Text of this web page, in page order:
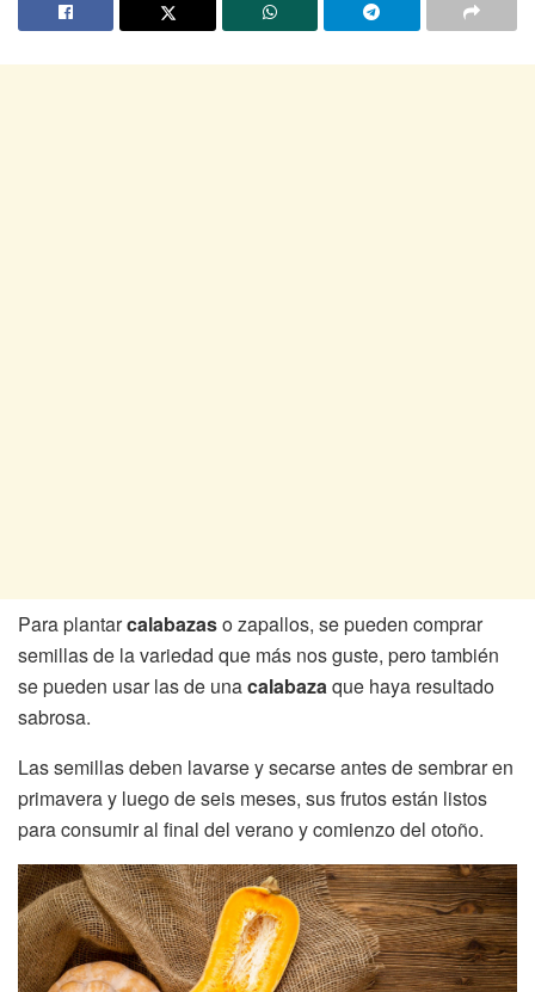
Para plantarcalabazaso zapallos, se pueden comprar
semillas de la variedad que más nos guste, pero también
se pueden usar las de unacalabazaque haya resultado
sabrosa.
Las semillas deben lavarse y secarse antes de sembrar en
primavera y luego de seis meses, sus frutos están listos
para consumir al final del verano y comienzo del otoño.